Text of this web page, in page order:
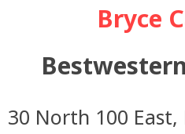
Bryce
30 North 100 East,